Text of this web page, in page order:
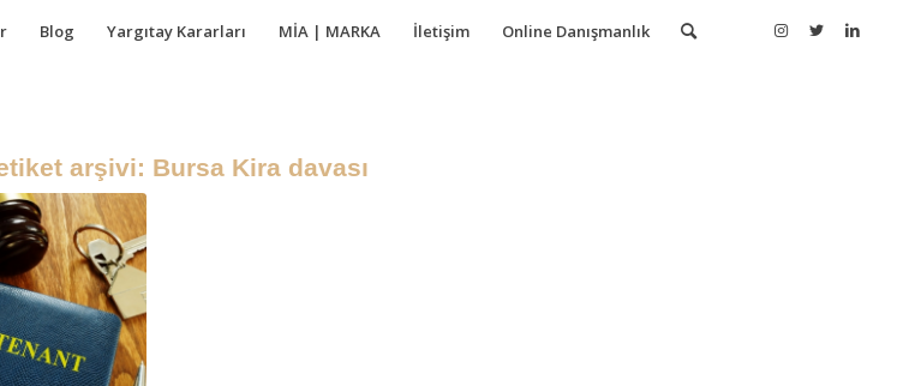
Blog Yargıtay Kararları MİA | MARKA İletişim Online Danışmanlık
arşivi: Bursa Kira davası